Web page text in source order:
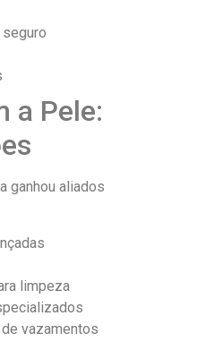
a Pele:
ganhou aliados
limpeza
vazamentos